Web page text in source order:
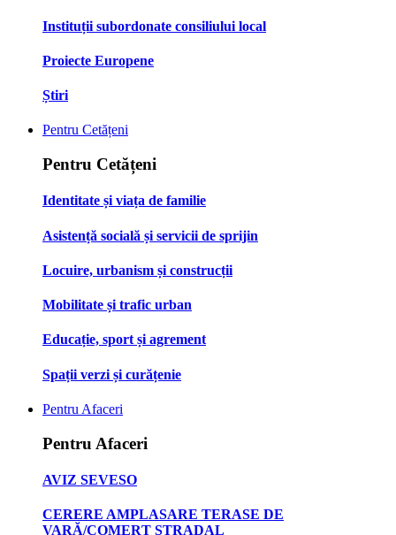
Instituții subordonate consiliului local
Proiecte Europene
Știri
Pentru Cetățeni
Pentru Cetățeni
Identitate și viața de familie
Asistență socială și servicii de sprijin
Locuire, urbanism și construcții
Mobilitate și trafic urban
Educație, sport și agrement
Spații verzi și curățenie
Pentru Afaceri
Pentru Afaceri
AVIZ SEVESO
CERERE AMPLASARE TERASE DE
VARĂ/COMERȚ STRADAL